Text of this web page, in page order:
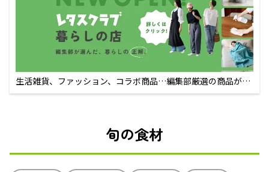
生活雑貨、ファッション、コラボ商品…編集部厳選の商品が買
えるECサイト
旬の食材